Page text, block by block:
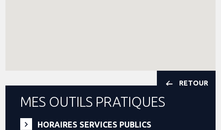
RETOUR
MES OUTILS PRATIQUES
HORAIRES SERVICES PUBLICS